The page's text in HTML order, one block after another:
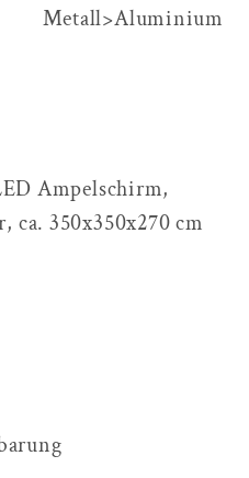
Metall>Aluminium
Ampelschirm,
ca. 350x350x270 cm